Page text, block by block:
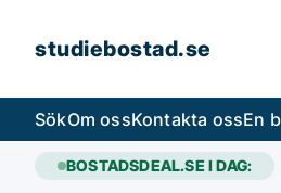
studiebostad.se
SökOm ossKontakta ossEn
BOSTADSDEAL.SE I DAG: